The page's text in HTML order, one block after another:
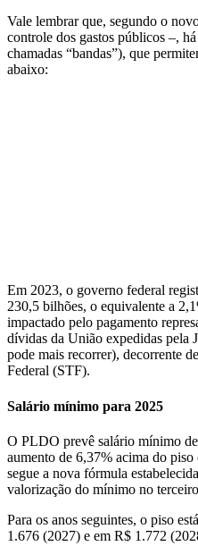
Vale lembrar que, segundo o
controle dos gastos públicos –,
chamadas “bandas”), que
abaixo:
Em 2023, o governo federal
230,5 bilhões, o equivalente a
impactado pelo pagamento
dívidas da União expedidas pela
pode mais recorrer), decorrente
Federal (STF).
Salário mínimo para 2025
O PLDO prevê salário mínimo
aumento de 6,37% acima do
segue a nova fórmula
valorização do mínimo no
Para os anos seguintes, o piso
1.676 (2027) e em R$ 1.772